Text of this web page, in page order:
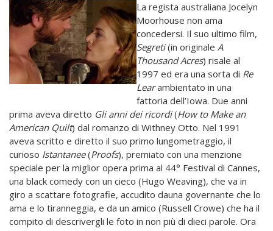
La regista australiana Jocelyn
Moorhouse non ama
concedersi. Il suo ultimo film,
Segreti(in originale A
Thousand Acres) risale al
1997 ed era una sorta di Re
Learambientato in una
fattoria dell’Iowa. Due anni
prima aveva diretto Gli anni dei ricordi(How to Make an
American Quilt) dal romanzo di Withney Otto. Nel 1991
aveva scritto e diretto il suo primo lungometraggio, il
curioso Istantanee(Proofs), premiato con una menzione
speciale per la miglior opera prima al 44° Festival di Cannes,
una black comedy con un cieco (Hugo Weaving), che va in
giro a scattare fotografie, accudito dauna governante che lo
ama e lo tiranneggia, e da un amico (Russell Crowe) che ha il
compito di descrivergli le foto in non più di dieci parole. Ora